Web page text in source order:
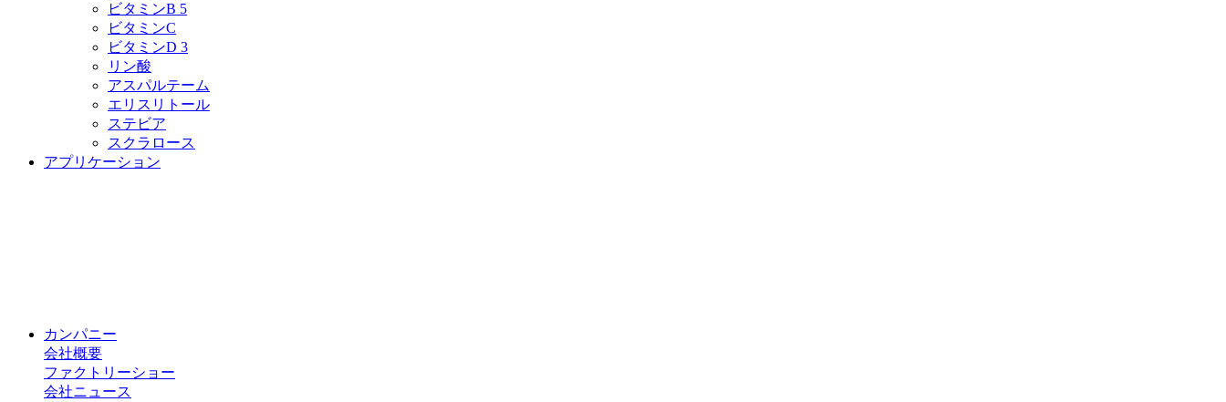
ビタミンB 5
ビタミンC
ビタミンD 3
リン酸
アスパルテーム
エリスリトール
ステビア
スクラロース
アプリケーション
カンパニー
会社概要
ファクトリーショー
会社ニュース